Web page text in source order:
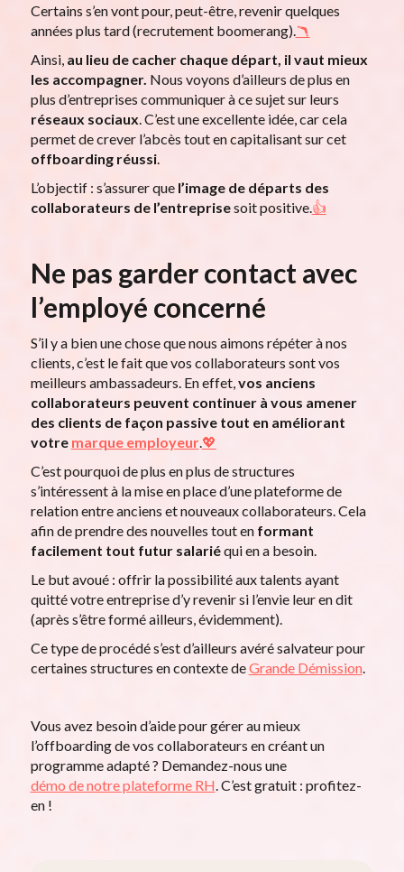
Certains s’en vont pour, peut-être, revenir quelques
années plus tard (recrutement boomerang). 🪃
Ainsi, au lieu de cacher chaque départ, il vaut mieux
les accompagner. Nous voyons d’ailleurs de plus en
plus d’entreprises communiquer à ce sujet sur leurs
réseaux sociaux . C’est une excellente idée, car cela
permet de crever l’abcès tout en capitalisant sur cet
offboarding réussi.
L’objectif : s’assurer que l’image de départs des
collaborateurs de l’entreprisesoit positive. 👍
Ne pas garder contact avec
l’employé concerné
S’il y a bien une chose que nous aimons répéter à nos
clients, c’est le fait quevos collaborateurs sont vos
meilleurs ambassadeurs. En effet, vos anciens
collaborateurs peuvent continuer à vous amener
des clients de façon passive tout en améliorant
votre marque employeur. 💖
C’est pourquoi de plus en plus de structures
s’intéressent à la mise en place d’une plateforme de
relation entre anciens et nouveaux collaborateurs. Cela
afin de prendre des nouvelles tout en formant
facilement tout futur salariéqui en a besoin.
Le but avoué : offrir la possibilité aux talents ayant
quitté votre entreprise d’y revenir si l’envie leur en dit
(après s’être formé ailleurs, évidemment).
Ce type de procédé s’est d’ailleurs avéré salvateur pour
certaines structures en contexte deGrande Démission
Vous avez besoin d’aide pour gérer au mieux
l’offboarding de vos collaborateurs en créant un
programme adapté ? Demandez-nous une
démo de notre plateforme RH . C’est gratuit : profitez-
en !